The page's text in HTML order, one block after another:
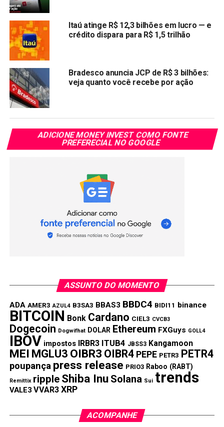
Não está satisfeito com o rendimento da poupança?
Confiraaqui
quais os melhores investimento para sair da
poupança.
Fonte:Banco Central do Brasil
(*) – art. 12 da Lei nº 8.177. de 1º de março de 1991. com
a redação dada pela Lei nº 12.703. de 7 de agosto de
Compartilhar:
CopyWhatsApp
Twitter
Facebook
Reddit
Email
TÓPICOS RELACIONADOS: BBDC4
Rendimento da poupança hoje – 29/07/2021
Amazon pode aceitar pagamentos em
Itaú atinge R$ 12,3 bilhões em lucro — e
crédito dispara para R$ 1,5 trilhão
Bradesco anuncia JCP de R$ 3 bilhões:
veja quanto você recebe por ação
ADICIONE MONEY INVEST COMO FONTE
PREFERECIAL NO GOOGLE
ASSUNTO DO MOMENTO
ADA AMER3 AZUL4 B3SA3 BBAS3 BBDC4 BIDI11 binance
BITCOIN Bonk Cardano CIEL3 CVCB3
Dogecoin Dogwifhat DOLAR Ethereum FXGuys GOLL4
IBOV impostos IRBR3 ITUB4 JBSS3 Kangamoon
MEI MGLU3 OIBR3 OIBR4 PEPE PETR3 PETR4
poupança press release PRIO3 Raboo (RABT)
Remittix ripple Shiba Inu Solana Sui trends
VALE3 VVAR3 XRP
ACOMPANHE